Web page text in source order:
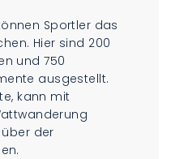
Sportler das
Hier sind 200
und 750
ausgestellt.
kann mit
der